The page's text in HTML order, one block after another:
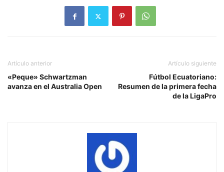
Artículo anterior
«Peque» Schwartzman
avanza en el Australia Open
Artículo siguiente
Fútbol Ecuatoriano:
Resumen de la primera fecha
de la LigaPro